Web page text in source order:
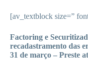
[av_textblock size=”
Factoring e
recadastramento das
31 de março – Preste